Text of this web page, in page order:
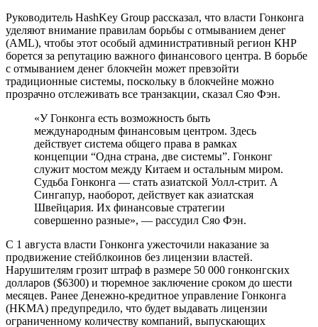
Руководитель HashKey Group рассказал, что власти Гонконга
уделяют внимание правилам борьбы с отмыванием денег
(AML), чтобы этот особый административный регион КНР
борется за репутацию важного финансового центра. В борьбе
с отмыванием денег блокчейн может превзойти
традиционные системы, поскольку в блокчейне можно
прозрачно отслеживать все транзакции, сказал Сяо Фэн.
«У Гонконга есть возможность быть
международным финансовым центром. Здесь
действует система общего права в рамках
концепции “Одна страна, две системы”. Гонконг
служит мостом между Китаем и остальным миром.
Судьба Гонконга — стать азиатской Уолл-стрит. А
Сингапур, наоборот, действует как азиатская
Швейцария. Их финансовые стратегии
совершенно разные», — рассудил Сяо Фэн.
С 1 августа власти Гонконга ужесточили наказание за
продвижение стейблкоинов без лицензии властей.
Нарушителям грозит штраф в размере 50 000 гонконгских
долларов ($6300) и тюремное заключение сроком до шести
месяцев. Ранее Денежно-кредитное управление Гонконга
(HKMA) предупредило, что будет выдавать лицензии
ограниченному количеству компаний, выпускающих